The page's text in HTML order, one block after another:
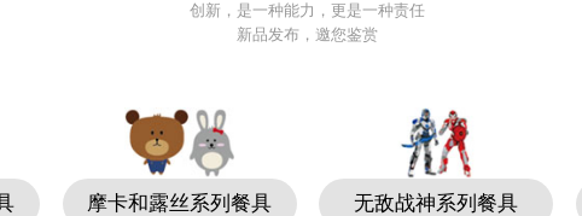
创新，是一种能力，更是一种责任
新品发布，邀您鉴赏
摩卡和露丝系列餐具 无敌战神系列餐具